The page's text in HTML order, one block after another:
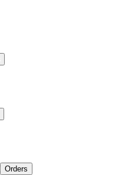
Orders